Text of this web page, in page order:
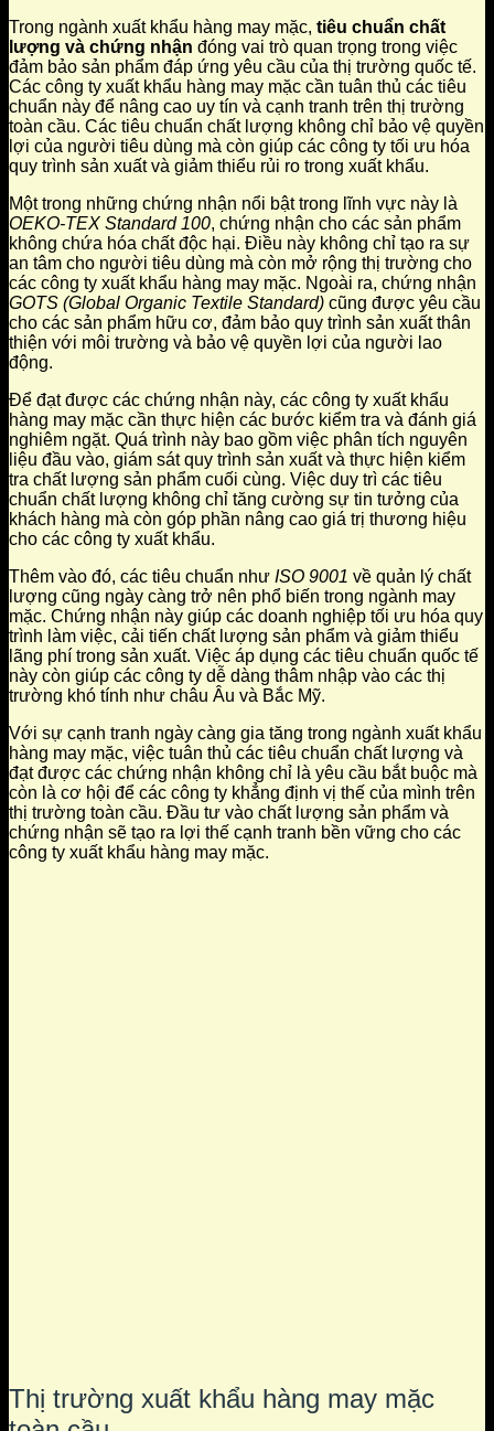
Trong ngành xuất khẩu hàng may mặc, tiêu chuẩn chất
lượng và chứng nhận đóng vai trò quan trọng trong việc
đảm bảo sản phẩm đáp ứng yêu cầu của thị trường quốc tế.
Các công ty xuất khẩu hàng may mặc cần tuân thủ các tiêu
chuẩn này để nâng cao uy tín và cạnh tranh trên thị trường
toàn cầu. Các tiêu chuẩn chất lượng không chỉ bảo vệ quyền
lợi của người tiêu dùng mà còn giúp các công ty tối ưu hóa
quy trình sản xuất và giảm thiểu rủi ro trong xuất khẩu.
Một trong những chứng nhận nổi bật trong lĩnh vực này là
OEKO-TEX Standard 100, chứng nhận cho các sản phẩm
không chứa hóa chất độc hại. Điều này không chỉ tạo ra sự
an tâm cho người tiêu dùng mà còn mở rộng thị trường cho
các công ty xuất khẩu hàng may mặc. Ngoài ra, chứng nhận
GOTS (Global Organic Textile Standard) cũng được yêu cầu
cho các sản phẩm hữu cơ, đảm bảo quy trình sản xuất thân
thiện với môi trường và bảo vệ quyền lợi của người lao
động.
Để đạt được các chứng nhận này, các công ty xuất khẩu
hàng may mặc cần thực hiện các bước kiểm tra và đánh giá
nghiêm ngặt. Quá trình này bao gồm việc phân tích nguyên
liệu đầu vào, giám sát quy trình sản xuất và thực hiện kiểm
tra chất lượng sản phẩm cuối cùng. Việc duy trì các tiêu
chuẩn chất lượng không chỉ tăng cường sự tin tưởng của
khách hàng mà còn góp phần nâng cao giá trị thương hiệu
cho các công ty xuất khẩu.
Thêm vào đó, các tiêu chuẩn như ISO 9001 về quản lý chất
lượng cũng ngày càng trở nên phổ biến trong ngành may
mặc. Chứng nhận này giúp các doanh nghiệp tối ưu hóa quy
trình làm việc, cải tiến chất lượng sản phẩm và giảm thiểu
lãng phí trong sản xuất. Việc áp dụng các tiêu chuẩn quốc tế
này còn giúp các công ty dễ dàng thâm nhập vào các thị
trường khó tính như châu Âu và Bắc Mỹ.
Với sự cạnh tranh ngày càng gia tăng trong ngành xuất khẩu
hàng may mặc, việc tuân thủ các tiêu chuẩn chất lượng và
đạt được các chứng nhận không chỉ là yêu cầu bắt buộc mà
còn là cơ hội để các công ty khẳng định vị thế của mình trên
thị trường toàn cầu. Đầu tư vào chất lượng sản phẩm và
chứng nhận sẽ tạo ra lợi thế cạnh tranh bền vững cho các
công ty xuất khẩu hàng may mặc.
Thị trường xuất khẩu hàng may mặc